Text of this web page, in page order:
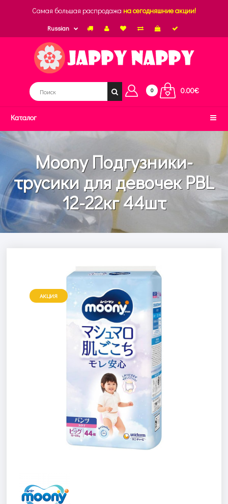
Самая большая распродажа на сегодняшние акции!
Russian
0 0.00€
Каталог
Moony Подгузники-
трусики для девочек PBL
12-22кг 44шт
АКЦИЯ